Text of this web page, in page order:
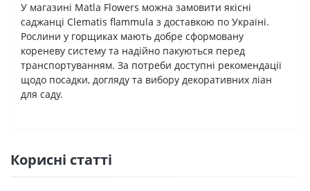
У магазині Matla Flowers можна замовити якісні
саджанці Clematis flammula з доставкою по Україні.
Рослини у горщиках мають добре сформовану
кореневу систему та надійно пакуються перед
транспортуванням. За потреби доступні рекомендації
щодо посадки, догляду та вибору декоративних ліан
для саду.
Кориснi статтi